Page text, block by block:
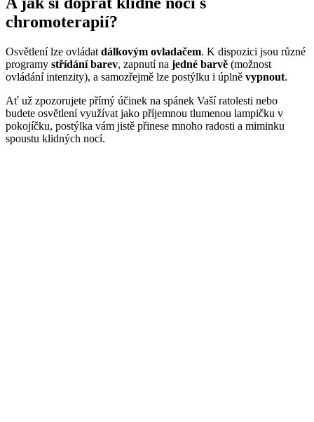
chromoterapií?
Osvětlení lze ovládat dálkovým ovladačem. K dispozici jsou různé
programy střídání barev, zapnutí na jedné barvě (možnost
ovládání intenzity), a samozřejmě lze postýlku i úplně vypnout.
Ať už zpozorujete přímý účinek na spánek Vaší ratolesti nebo
budete osvětlení využívat jako příjemnou tlumenou lampičku v
pokojíčku, postýlka vám jistě přinese mnoho radosti a miminku
spoustu klidných nocí.